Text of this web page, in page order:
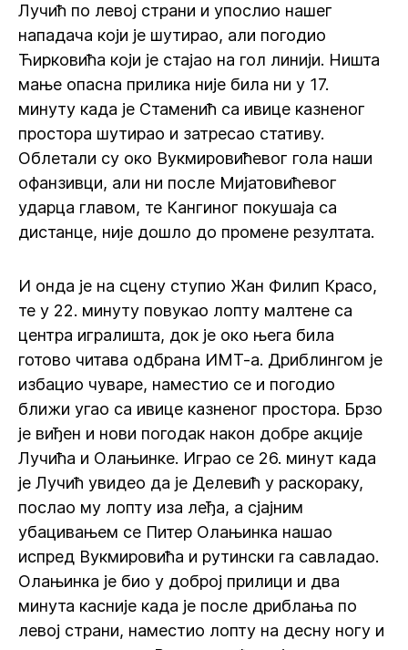
Лучић по левој страни и упослио нашег
нападача који је шутирао, али погодио
Ћирковића који је стајао на гол линији. Ништа
мање опасна прилика није била ни у 17.
минуту када је Стаменић са ивице казненог
простора шутирао и затресао стативу.
Облетали су око Вукмировићевог гола наши
офанзивци, али ни после Мијатовићевог
ударца главом, те Кангиног покушаја са
дистанце, није дошло до промене резултата.
И онда је на сцену ступио Жан Филип Красо,
те у 22. минуту повукао лопту малтене са
центра игралишта, док је око њега била
готово читава одбрана ИМТ-а. Дриблингом је
избацио чуваре, наместио се и погодио
ближи угао са ивице казненог простора. Брзо
је виђен и нови погодак након добре акције
Лучића и Олањинке. Играо се 26. минут када
је Лучић увидео да је Делевић у раскораку,
послао му лопту иза леђа, а сјајним
убацивањем се Питер Олањинка нашао
испред Вукмировића и рутински га савладао.
Олањинка је био у доброј прилици и два
минута касније када је после дриблања по
левој страни, наместио лопту на десну ногу и